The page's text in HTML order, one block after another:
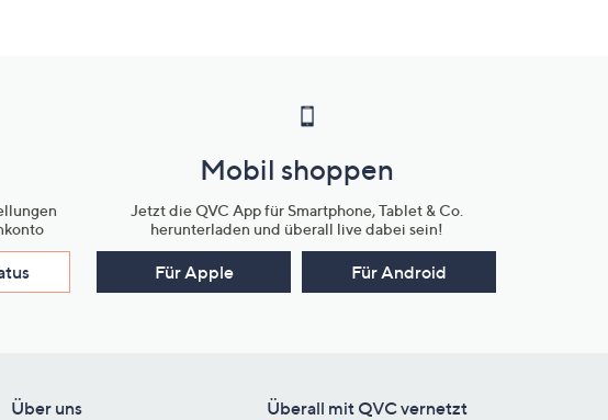
Mobil shoppen
Jetzt die QVC App für Smartphone, Tablet & Co.
herunterladen und überall live dabei sein!
Für Apple Für Android
Über uns Überall mit QVC vernetzt